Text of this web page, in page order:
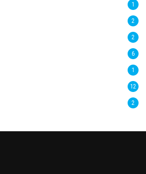
1
2
2
6
1
12
2